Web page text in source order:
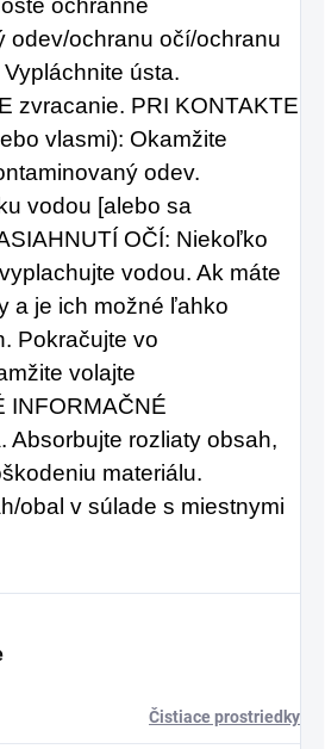
ochranné
odev/ochranu očí/ochranu
ústa.
zvracanie. PRI KONTAKTE
vlasmi): Okamžite
odev.
vodou [alebo sa
OČÍ: Niekoľko
vodou. Ak máte
a je ich možné ľahko
Pokračujte vo
volajte
INFORMAČNÉ
Absorbujte rozliaty obsah,
materiálu.
obal v súlade s miestnymi
Čistiace prostriedky